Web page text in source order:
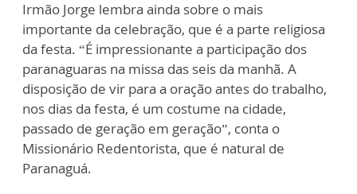
Irmão Jorge lembra ainda sobre o mais
importante da celebração, que é a parte religiosa
da festa. “É impressionante a participação dos
paranaguaras na missa das seis da manhã. A
disposição de vir para a oração antes do trabalho,
nos dias da festa, é um costume na cidade,
passado de geração em geração”, conta o
Missionário Redentorista, que é natural de
Paranaguá.